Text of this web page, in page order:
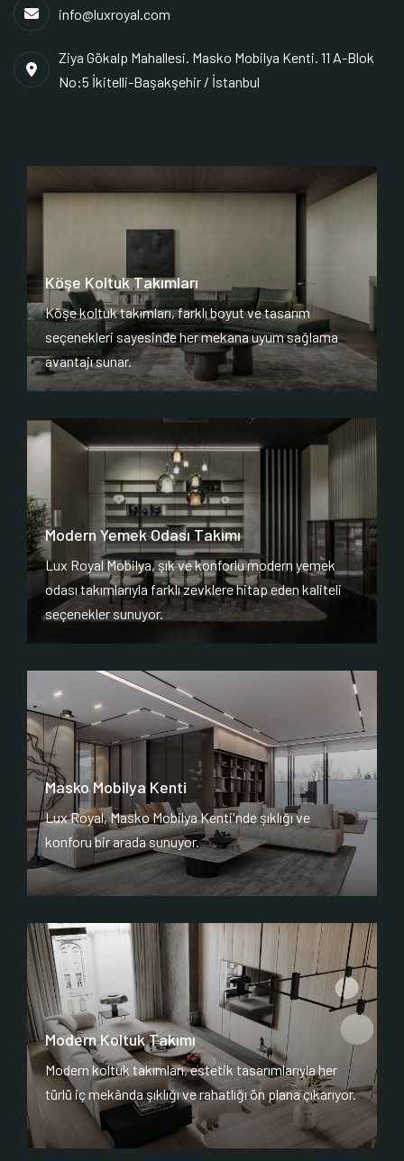
info@luxroyal.com
Ziya Gökalp Mahallesi. Masko Mobilya Kenti. 11 A-Blok
No:5 İkitelli-Başakşehir / İstanbul
Köşe Koltuk Takımları
Köşe koltuk takımları, farklı boyut ve tasarım
seçenekleri sayesinde her mekana uyum sağlama
avantajı sunar.
Modern Yemek Odası Takımı
Lux Royal Mobilya, şık ve konforlu modern yemek
odası takımlarıyla farklı zevklere hitap eden kaliteli
seçenekler sunuyor.
Masko Mobilya Kenti
Lux Royal, Masko Mobilya Kenti'nde şıklığı ve
konforu bir arada sunuyor.
Modern Koltuk Takımı
Modern koltuk takımları, estetik tasarımlarıyla her
türlü iç mekânda şıklığı ve rahatlığı ön plana çıkarıyor.